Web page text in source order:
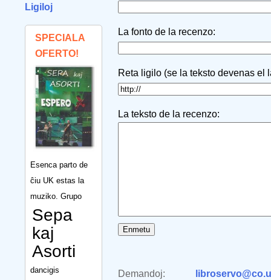
Ligiloj
SPECIALA
OFERTO!
Esenca parto de
ĉiu UK estas la
muziko. Grupo
Sepa
kaj
Asorti
dancigis
La fonto de la recenzo:
Reta ligilo (se la teksto devenas el
La teksto de la recenzo:
Demandoj: